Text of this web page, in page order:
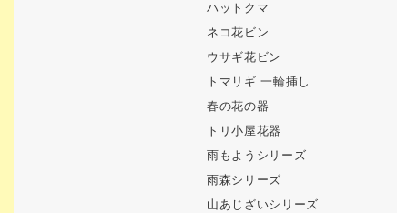
ハットクマ
ネコ花ビン
ウサギ花ビン
トマリギ 一輪挿し
春の花の器
トリ小屋花器
雨もようシリーズ
雨森シリーズ
山あじざいシリーズ